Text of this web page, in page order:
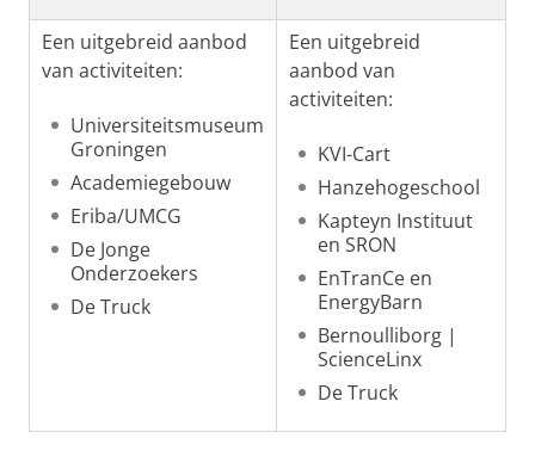
Een uitgebreid aanbod
van activiteiten:
Universiteitsmuseum
Groningen
Academiegebouw
Eriba/UMCG
De Jonge
Onderzoekers
De Truck
Een uitgebreid
aanbod van
activiteiten:
KVI-Cart
Hanzehogeschool
Kapteyn Instituut
en SRON
EnTranCe en
EnergyBarn
Bernoulliborg |
ScienceLinx
De Truck